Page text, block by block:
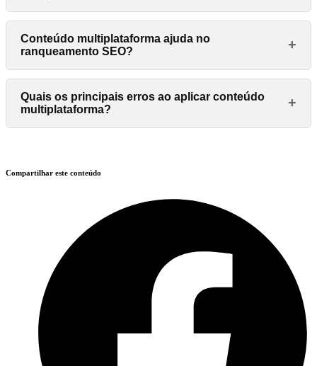
Conteúdo multiplataforma ajuda no
ranqueamento SEO?
+
Quais os principais erros ao aplicar conteúdo
multiplataforma?
+
Compartilhar este conteúdo